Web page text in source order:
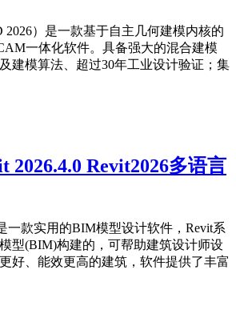
2026）是一款基于自主几何建模内核的
一体化软件。具备强大的混合建模
建模算法、超过30年工业设计验证；集
2026.4.0 Revit2026多语言
一款实用的BIM模型设计软件，Revit系
型(BIM)构建的，可帮助建筑设计师设
好、能效更高的建筑，软件提供了丰富